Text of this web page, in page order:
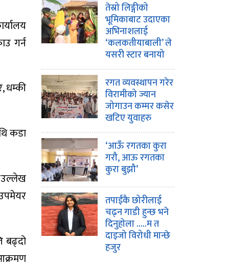
गर्न
धम्की
कडा
उल्लेख
बढ्दो
तेस्रो लिङ्गीको
भूमिकाबाट उदाएका
अभिनाशलाई
‘कलकतीयाबाली’ ले
यसरी स्टार बनायो
रगत व्यवस्थापन गरेर
विरामीको ज्यान
जोगाउन कम्मर कसेर
खटिए युवाहरु
‘आऊँ रगतका कुरा
गरौ, आऊ रगतका
कुरा बुझौ’
तपाईंकै छोरीलाई
चढ्न गाडी हुन्छ भने
दिनुहोला …..म त
दाइजो विरोधी मान्छे
हजुर